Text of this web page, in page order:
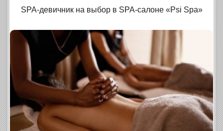
SPA-девичник на выбор в SPA-салоне «Psi Spa»